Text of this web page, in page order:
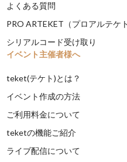
よくある質問
PRO ARTEKET（プロアルテケト
シリアルコード受け取り
イベント主催者様へ
teket(テケト)とは？
イベント作成の方法
ご利用料金について
teketの機能ご紹介
ライブ配信について